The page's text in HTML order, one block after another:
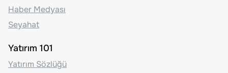
Haber Medyası
Seyahat
Yatırım 101
Yatırım Sözlüğü